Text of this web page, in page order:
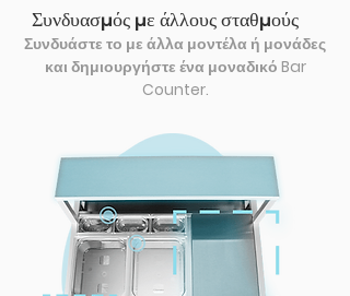
Συνδυασμός με άλλους σταθμούς
Συνδυάστε το με άλλα μοντέλα ή μονάδες
και δημιουργήστε ένα μοναδικό Bar
Counter.